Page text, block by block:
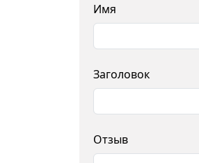
Имя
Заголовок
Отзыв